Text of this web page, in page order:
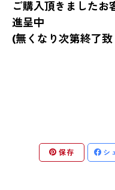
ご購入頂きましたお
進呈中
(無くなり次第終了
保存 シ